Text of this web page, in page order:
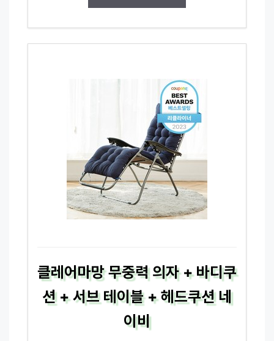
클레어마망 무중력 의자 + 바디쿠
션 + 서브 테이블 + 헤드쿠션 네
이비